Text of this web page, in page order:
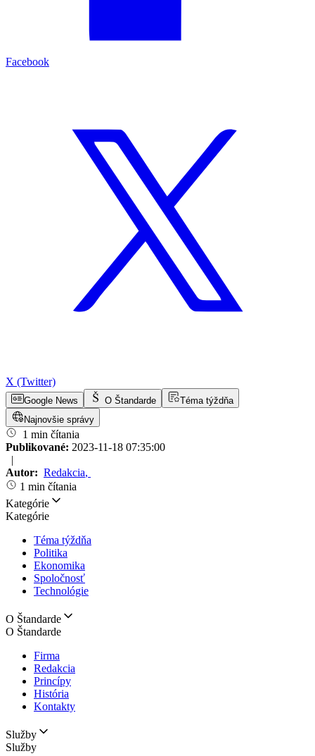
Facebook
X (Twitter)
Google News O Štandarde
Téma týždňa
Najnovšie správy
1 min čítania
Publikované: 2023-11-18 07:35:00
|
Autor: Redakcia,
1 min čítania
Kategórie
Kategórie
Téma týždňa
Politika
Ekonomika
Spoločnosť
Technológie
O Štandarde
O Štandarde
Firma
Redakcia
Princípy
História
Kontakty
Služby
Služby